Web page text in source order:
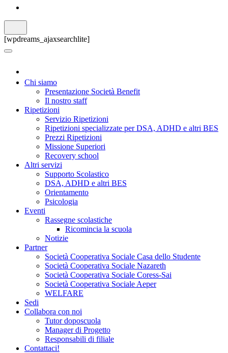
[wpdreams_ajaxsearchlite]
Chi siamo
Presentazione Società Benefit
Il nostro staff
Ripetizioni
Servizio Ripetizioni
Ripetizioni specializzate per DSA, ADHD e altri BES
Prezzi Ripetizioni
Missione Superiori
Recovery school
Altri servizi
Supporto Scolastico
DSA, ADHD e altri BES
Orientamento
Psicologia
Eventi
Rassegne scolastiche
Ricomincia la scuola
Notizie
Partner
Società Cooperativa Sociale Casa dello Studente
Società Cooperativa Sociale Nazareth
Società Cooperativa Sociale Coress-Sai
Società Cooperativa Sociale Aeper
WELFARE
Sedi
Collabora con noi
Tutor doposcuola
Manager di Progetto
Responsabili di filiale
Contattaci!